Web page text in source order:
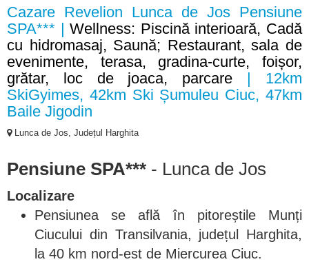
Cazare Revelion Lunca de Jos Pensiune
SPA*** |Wellness: Piscină interioară, Cadă
cu hidromasaj, Saună; Restaurant, sala de
evenimente, terasa, gradina-curte, foișor,
grătar, loc de joaca, parcare | 12km
SkiGyimes, 42km Ski Șumuleu Ciuc, 47km
Baile Jigodin
Lunca de Jos, Județul Harghita
Pensiune SPA*** - Lunca de Jos
Localizare
Pensiunea se află în pitoreștile Munți
Ciucului din Transilvania, județul Harghita,
la 40 km nord-est de Miercurea Ciuc.